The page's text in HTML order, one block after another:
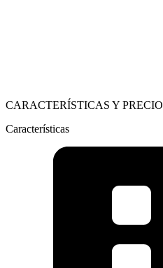
CARACTERÍSTICAS Y PRECIO
Características